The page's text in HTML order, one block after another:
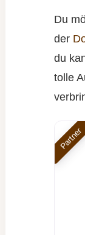
Du
der
du
tolle
Partner